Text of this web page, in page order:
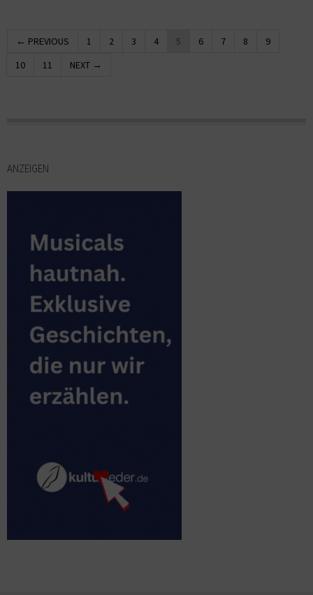
← PREVIOUS 1 2 3 4 5 6 7 8
9
10
11 NEXT →
ANZEIGEN